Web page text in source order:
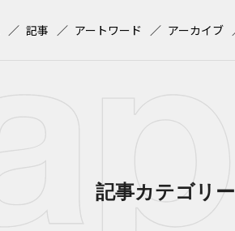
記事 アートワード アーカイブ
記事カテゴリー